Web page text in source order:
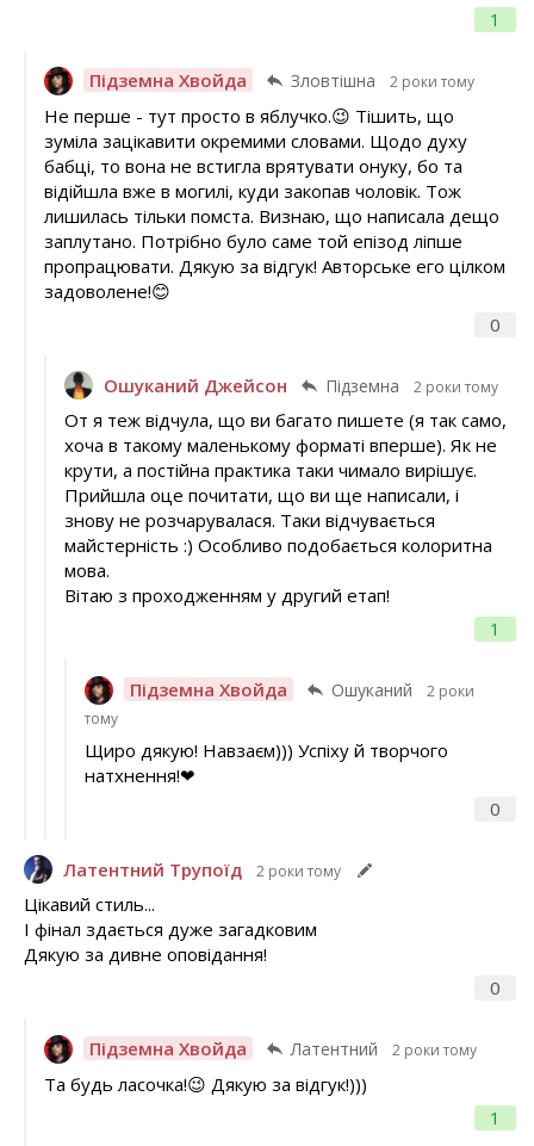
1
Підземна Хвойда Зловтішна 2 роки тому
0
Не перше - тут просто в яблучко.😉 Тішить, що
зуміла зацікавити окремими словами. Щодо духу
бабці, то вона не встигла врятувати онуку, бо та
відійшла вже в могилі, куди закопав чоловік. Тож
лишилась тільки помста. Визнаю, що написала дещо
заплутано. Потрібно було саме той епізод ліпше
пропрацювати. Дякую за відгук! Авторське его цілком
задоволене!😊
Ошуканий Джейсон Підземна 2 роки тому
1
От я теж відчула, що ви багато пишете (я так само,
хоча в такому маленькому форматі вперше). Як не
крути, а постійна практика таки чимало вирішує.
Прийшла оце почитати, що ви ще написали, і
знову не розчарувалася. Таки відчувається
майстерність :) Особливо подобається колоритна
мова.
Вітаю з проходженням у другий етап!
Підземна Хвойда Ошуканий
2 роки
тому
0
Щиро дякую! Навзаєм))) Успіху й творчого
натхнення!❤
Латентний Трупоїд 2 роки тому
0
Цікавий стиль...
І фінал здається дуже загадковим
Дякую за дивне оповідання!
Підземна Хвойда Латентний 2 роки тому
1
Та будь ласочка!😉 Дякую за відгук!)))